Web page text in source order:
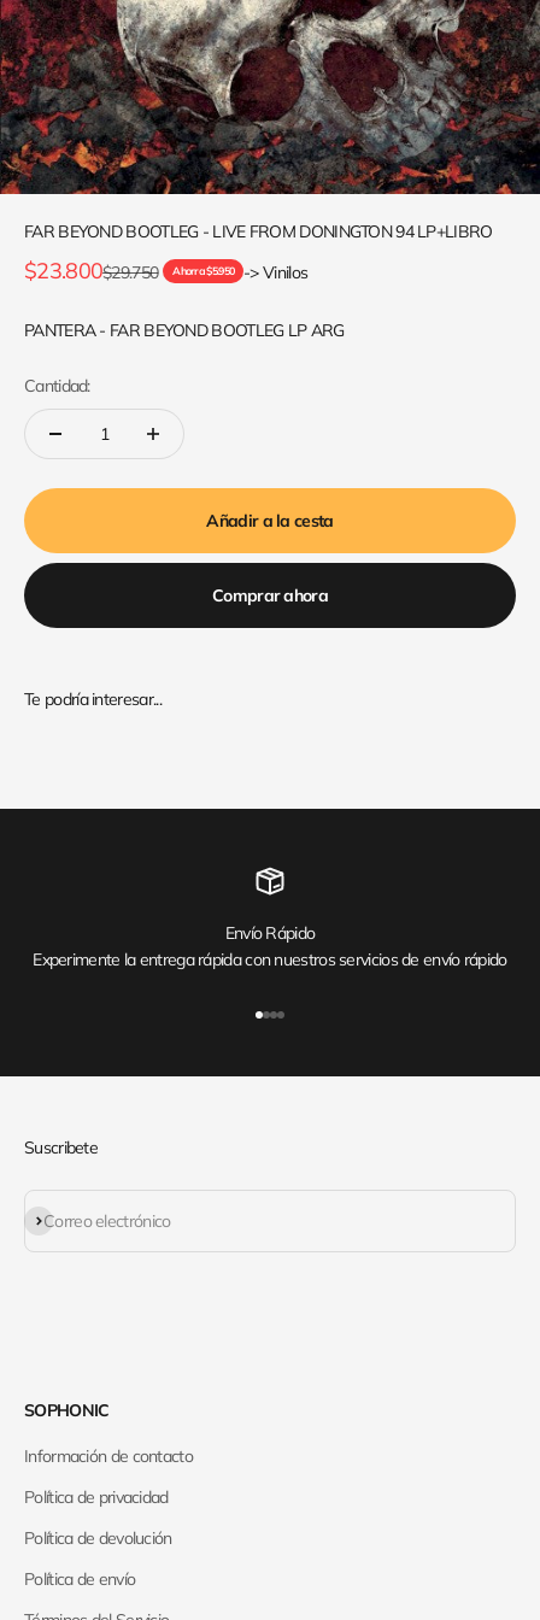
FAR BEYOND BOOTLEG - LIVE FROM DONINGTON 94 LP+LIBRO
Precio de oferta
$23.800Precio normal
$29.750 Ahorra $5.950 -> Vinilos
PANTERA - FAR BEYOND BOOTLEG LP ARG
Cantidad:
Añadir a la cesta
Comprar ahora
Envío Rápido
Experimente la entrega rápida con nuestros servicios de envío rápido
Suscribete
Correo electrónico
Suscribirse
SOPHONIC
Información de contacto
Política de privacidad
Política de devolución
Política de envío